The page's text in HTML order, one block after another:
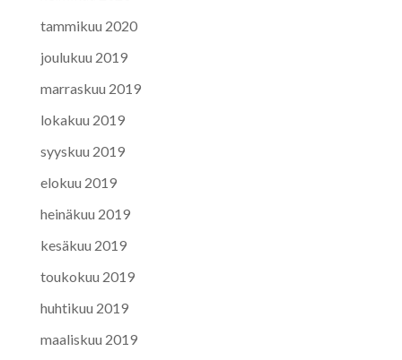
tammikuu 2020
joulukuu 2019
marraskuu 2019
lokakuu 2019
syyskuu 2019
elokuu 2019
heinäkuu 2019
kesäkuu 2019
toukokuu 2019
huhtikuu 2019
maaliskuu 2019